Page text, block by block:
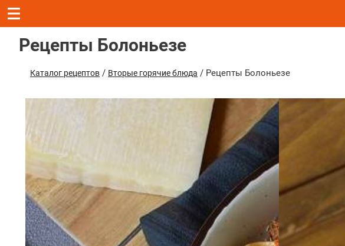
Рецепты Болоньезе
Каталог рецептов / Вторые горячие блюда / Рецепты Болоньезе